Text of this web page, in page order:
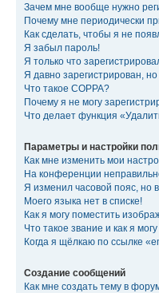
Зачем мне вообще нужно
Почему мне периодически
Как сделать, чтобы я не
Я забыл пароль!
Я только что
Я давно зарегистрирован,
Что такое COPPA?
Почему я не могу
Что делает функция
Параметры и настройки
Как мне изменить мои
На конференции
Я изменил часовой пояс, но
Моего языка нет в списке!
Как я могу поместить
Что такое звание и как я
Когда я щёлкаю по ссылке
Создание сообщений
Как мне создать тему в